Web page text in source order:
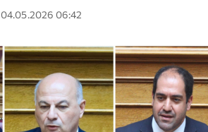
04.05.2026 06:42